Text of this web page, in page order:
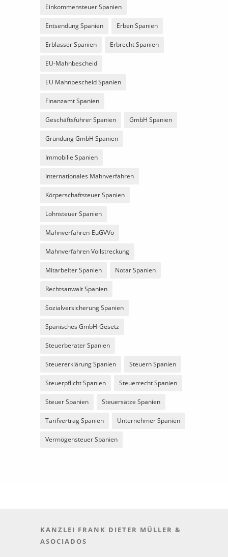
Einkommensteuer Spanien
Entsendung Spanien Erben Spanien
Erblasser Spanien Erbrecht Spanien
EU-Mahnbescheid
EU Mahnbescheid Spanien
Finanzamt Spanien
Geschäftsführer Spanien GmbH Spanien
Gründung GmbH Spanien
Immobilie Spanien
Internationales Mahnverfahren
Körperschaftsteuer Spanien
Lohnsteuer Spanien
Mahnverfahren-EuGVVo
Mahnverfahren Vollstreckung
Mitarbeiter Spanien Notar Spanien
Rechtsanwalt Spanien
Sozialversicherung Spanien
Spanisches GmbH-Gesetz
Steuerberater Spanien
Steuererklärung Spanien Steuern Spanien
Steuerpflicht Spanien Steuerrecht Spanien
Steuer Spanien Steuersätze Spanien
Tarifvertrag Spanien Unternehmer Spanien
Vermögensteuer Spanien
KANZLEI FRANK DIETER MÜLLER &
ASOCIADOS